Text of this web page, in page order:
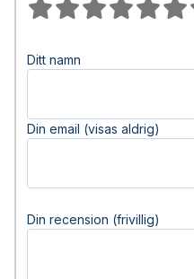
Ditt namn
Din email (visas aldrig)
Din recension (frivillig)